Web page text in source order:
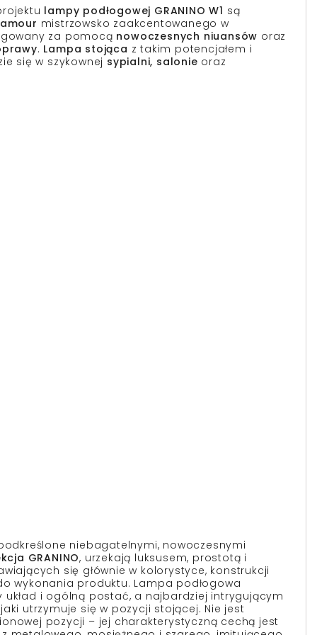
lampy podłogowej GRANINO W1 są
mistrzowsko zaakcentowanego w
za pomocą nowoczesnych niuansów oraz
. Lampa stojąca z takim potencjałem i
się w szykownej sypialni, salonie oraz
niebagatelnymi, nowoczesnymi
GRANINO, urzekają luksusem, prostotą i
się głównie w kolorystyce, konstrukcji
wykonania produktu. Lampa podłogowa
i ogólną postać, a najbardziej intrygującym
utrzymuje się w pozycji stojącej. Nie jest
pozycji – jej charakterystyczną cechą jest